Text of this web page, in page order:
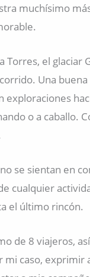
muchísimo
Torres, el glaciar
Una
exploraciones
o a caballo.
se sientan en
cualquier
el último rincón.
de 8 viajeros,
mi caso, exprimir